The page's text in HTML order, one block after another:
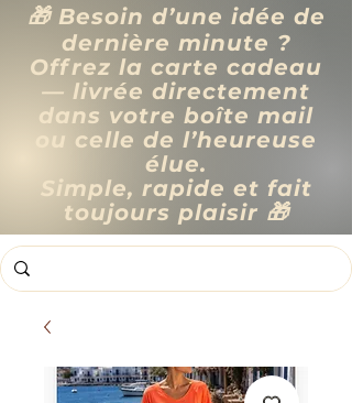
🎁 Besoin d’une idée de
dernière minute ?
Offrez la carte cadeau
— livrée directement
dans votre boîte mail
ou celle de l’heureuse
élue.
Simple, rapide et fait
toujours plaisir 🎁